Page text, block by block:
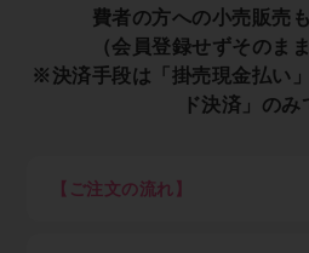
費者の方への小売販売
（会員登録せずそのま
※決済手段は「掛売現金払い
ド決済」のみ
【ご注文の流れ】